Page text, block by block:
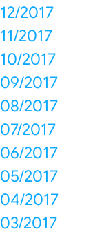
12/2017
11/2017
10/2017
09/2017
08/2017
07/2017
06/2017
05/2017
04/2017
03/2017